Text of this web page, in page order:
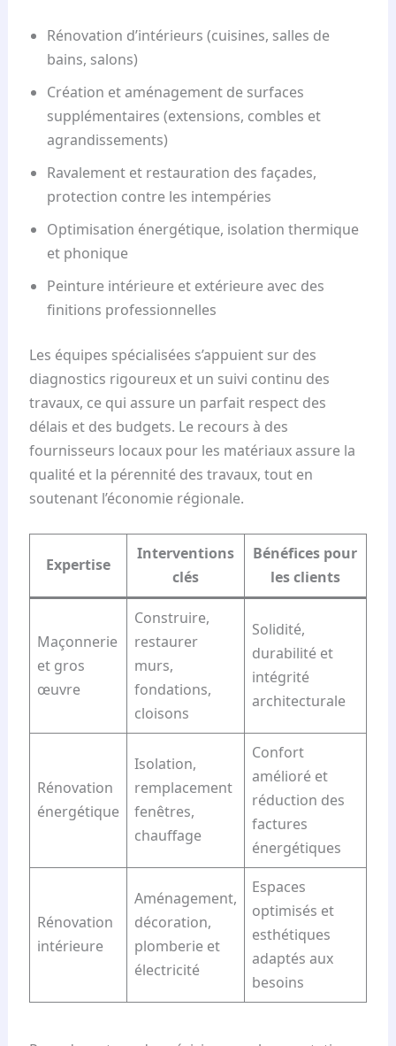
Rénovation d’intérieurs (cuisines, salles de
bains, salons)
Création et aménagement de surfaces
supplémentaires (extensions, combles et
agrandissements)
Ravalement et restauration des façades,
protection contre les intempéries
Optimisation énergétique, isolation thermique
et phonique
Peinture intérieure et extérieure avec des
finitions professionnelles
Les équipes spécialisées s’appuient sur des
diagnostics rigoureux et un suivi continu des
travaux, ce qui assure un parfait respect des
délais et des budgets. Le recours à des
fournisseurs locaux pour les matériaux assure la
qualité et la pérennité des travaux, tout en
soutenant l’économie régionale.
Expertise
Interventions
clés
Bénéfices pour
les clients
Maçonnerie
et gros
œuvre
Construire,
restaurer
murs,
fondations,
cloisons
Solidité,
durabilité et
intégrité
architecturale
Rénovation
énergétique
Isolation,
remplacement
fenêtres,
chauffage
Confort
amélioré et
réduction des
factures
énergétiques
Rénovation
intérieure
Aménagement,
décoration,
plomberie et
électricité
Espaces
optimisés et
esthétiques
adaptés aux
besoins